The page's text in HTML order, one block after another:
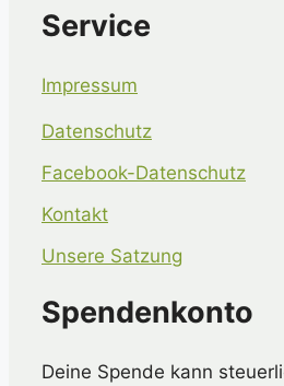
Service
Impressum
Datenschutz
Facebook-Datenschutz
Kontakt
Unsere Satzung
Spendenkonto
Deine Spende kann